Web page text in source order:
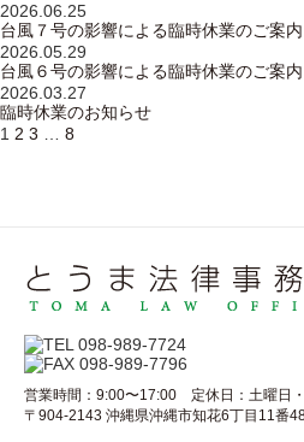
2026.06.25
台風７号の影響による臨時休業のご案内
2026.05.29
台風６号の影響による臨時休業のご案内
2026.03.27
臨時休業のお知らせ
1 2 3 8
営業時間：9:00〜17:00 定休日：土曜日
〒904-2143 沖縄県沖縄市知花6丁目11番